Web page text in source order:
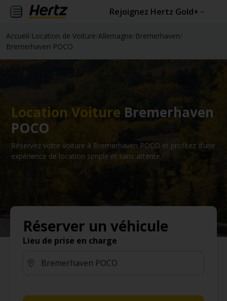
Rejoignez Hertz Gold+
Accueil Location de Voiture Allemagne Bremerhaven
Bremerhaven POCO
Location Voiture Bremerhaven
POCO
Réservez votre voiture à Bremerhaven POCO et profitez d’une
expérience de location simple et sans attente.
Réserver un véhicule
Lieu de prise en charge